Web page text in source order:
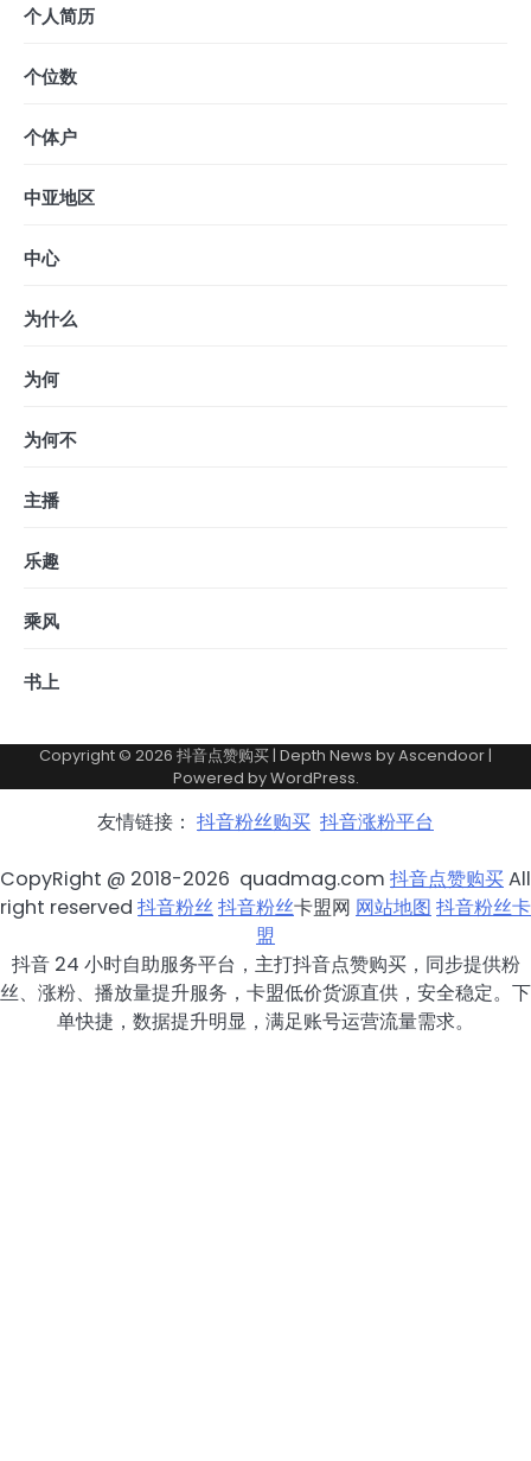
个人简历
个位数
个体户
中亚地区
中心
为什么
为何
为何不
主播
乐趣
乘风
书上
Copyright © 2026 抖音点赞购买| Depth News byAscendoor|
Powered byWordPress.
友情链接： 抖音粉丝购买 抖音涨粉平台
CopyRight @ 2018-2026 quadmag.com 抖音点赞购买All
right reserved 抖音粉丝抖音粉丝卡盟网 网站地图 抖音粉丝卡
盟
抖音 24 小时自助服务平台，主打抖音点赞购买，同步提供粉
丝、涨粉、播放量提升服务，卡盟低价货源直供，安全稳定。下
单快捷，数据提升明显，满足账号运营流量需求。